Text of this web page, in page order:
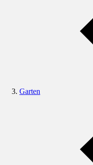
Garten